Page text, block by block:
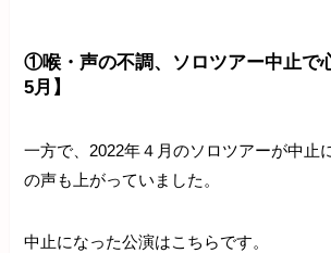
①喉・声の不調、ソロツアー中止で
5月】
一方で、2022年４月のソロツアーが中止
の声も上がっていました。
中止になった公演はこちらです。